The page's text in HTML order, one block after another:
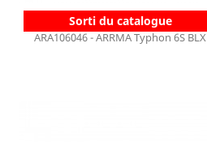
Sorti du catalogue
ARA106046 - ARRMA Typhon 6S BLX